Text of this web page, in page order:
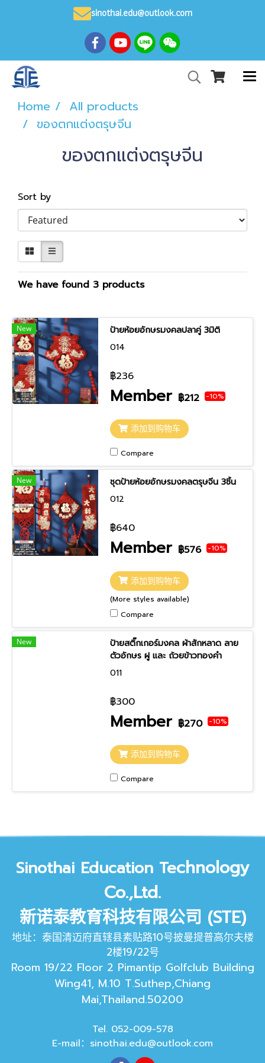
sinothai.edu@outlook.com
Home
All products
ของตกแต่งตรุษจีน
ของตกแต่งตรุษจีน
Sort by
We have found 3 products
New
ป้ายห้อยอักษรมงคลปลาคู่ 3มิติ
014
฿236
Member ฿212 -10%
添加到购物车
Compare
New
ชุดป้ายห้อยอักษรมงคลตรุษจีน 3ชิ้น
012
฿640
Member ฿576 -10%
添加到购物车
(More styles available)
Compare
New
ป้ายสติ๊กเกอร์มงคล ผ้าสักหลาด ลาย
ตัวอักษร ฝู และ ถ้วยข้าวทองคำ
011
฿300
Member ฿270 -10%
添加到购物车
Compare
Sinothai Education Technology
Co.,Ltd.
新诺泰教育科技有限公司 (STE)
地址：泰国清迈府直辖县素贴路10号披曼提普高尔夫楼
2楼19/22号
Room 19/22 Floor 2 Pimantip Golfclub Building
Wing41, M.10 T.Suthep,Chiang
Mai,Thailand.50200
Tel. 052-009-578
E-mail： sinothai.edu@outlook.com